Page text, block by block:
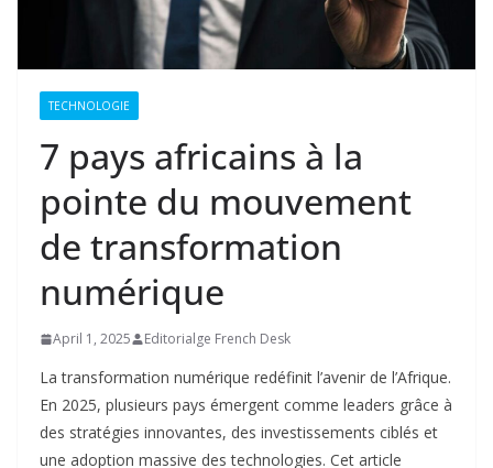
TECHNOLOGIE
7 pays africains à la
pointe du mouvement
de transformation
numérique
April 1, 2025 Editorialge French Desk
La transformation numérique redéfinit l’avenir de l’Afrique.
En 2025, plusieurs pays émergent comme leaders grâce à
des stratégies innovantes, des investissements ciblés et
une adoption massive des technologies. Cet article